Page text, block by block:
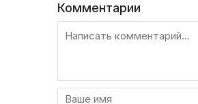
Комментарии